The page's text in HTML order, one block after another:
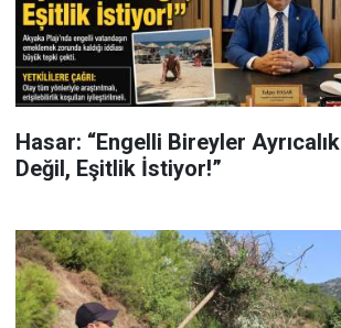
Hasar: “Engelli Bireyler Ayrıcalık
Değil, Eşitlik İstiyor!”